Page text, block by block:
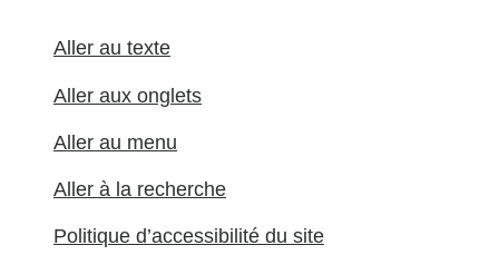
Aller au texte
Aller aux onglets
Aller au menu
Aller à la recherche
Politique d’accessibilité du site